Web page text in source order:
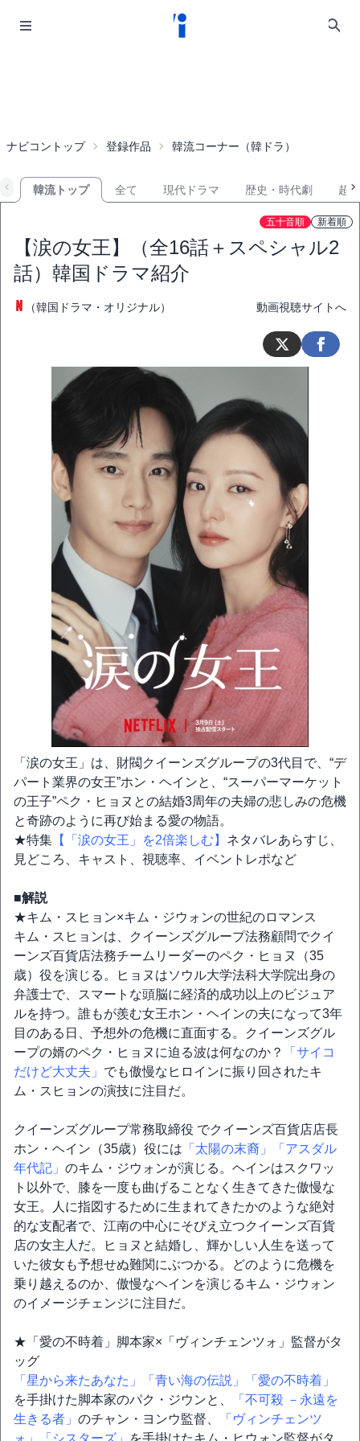
ナビコントップ 登録作品 韓流コーナー（韓ドラ）
韓流トップ 全て 現代ドラマ 歴史・時代劇 超
五十音順 新着順
【涙の女王】（全16話＋スペシャル2
話）韓国ドラマ紹介
（韓国ドラマ・オリジナル） 動画視聴サイトへ
「涙の女王」は、財閥クイーンズグループの3代目で、“デ
パート業界の女王”ホン・ヘインと、“スーパーマーケット
の王子”ペク・ヒョヌとの結婚3周年の夫婦の悲しみの危機
と奇跡のように再び始まる愛の物語。
★特集 【「涙の女王」を2倍楽しむ】 ネタバレあらすじ、
見どころ、キャスト、視聴率、イベントレポなど
■解説
★キム・スヒョン×キム・ジウォンの世紀のロマンス
キム・スヒョンは、クイーンズグループ法務顧問でクイ
ーンズ百貨店法務チームリーダーのペク・ヒョヌ（35
歳）役を演じる。ヒョヌはソウル大学法科大学院出身の
弁護士で、スマートな頭脳に経済的成功以上のビジュア
ルを持つ。誰もが羨む女王ホン・ヘインの夫になって3年
目のある日、予想外の危機に直面する。クイーンズグル
ープの婿のペク・ヒョヌに迫る波は何なのか？
「サイコ
だけど大丈夫」 でも傲慢なヒロインに振り回されたキ
ム・スヒョンの演技に注目だ。
クイーンズグループ常務取締役 でクイーンズ百貨店店長
ホン・ヘイン（35歳）役には 「太陽の末裔」
「アスダル
年代記」 のキム・ジウォンが演じる。ヘインはスクワッ
ト以外で、膝を一度も曲げることなく生きてきた傲慢な
女王。人に指図するために生まれてきたかのような絶対
的な支配者で、江南の中心にそびえ立つクイーンズ百貨
店の女主人だ。ヒョヌと結婚し、輝かしい人生を送って
いた彼女も予想せぬ難関にぶつかる。どのように危機を
乗り越えるのか、傲慢なヘインを演じるキム・ジウォン
のイメージチェンジに注目だ。
★「愛の不時着」脚本家×「ヴィンチェンツォ」監督がタ
ッグ
「星から来たあなた」
「青い海の伝説」
「愛の不時着」
を手掛けた脚本家のパク・ジウンと、
「不可殺 －永遠を
生きる者」 のチャン・ヨンウ監督、
「ヴィンチェンツ
ォ」
「シスターズ」 を手掛けたキム・ヒウォン監督がタ